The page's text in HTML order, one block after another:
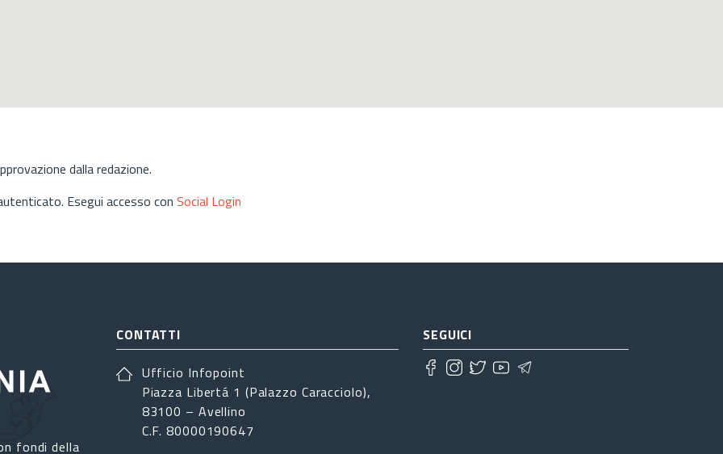
dalla redazione.
Esegui accesso con Social Login
fondi della
CONTATTI
Ufficio Infopoint
Piazza Libertá 1 (Palazzo Caracciolo),
83100 – Avellino
C.F. 80000190647
SEGUICI